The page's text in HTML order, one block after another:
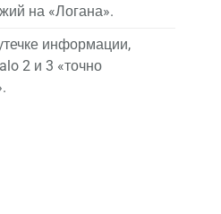
на «Логана».
информации,
2 и 3 «точно